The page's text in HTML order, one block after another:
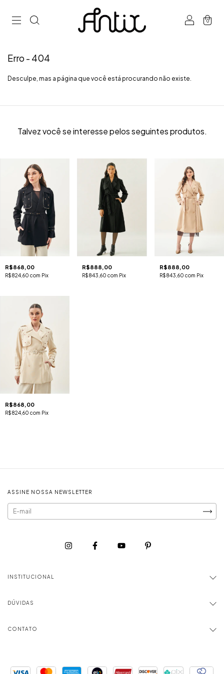
0
Erro - 404
Desculpe, mas a página que você está procurando não existe.
Talvez você se interesse pelos seguintes produtos.
R$868,00
R$824,60 com Pix
R$888,00
R$843,60com Pix
R$888,00
R$843,60 com Pix
R$868,00
R$824,60 com Pix
ASSINE NOSSA NEWSLETTER
INSTITUCIONAL
DÚVIDAS
CONTATO